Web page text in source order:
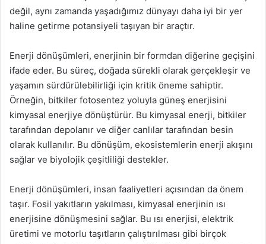
değil, aynı zamanda yaşadığımız dünyayı daha iyi bir yer
haline getirme potansiyeli taşıyan bir araçtır.
Enerji dönüşümleri, enerjinin bir formdan diğerine geçişini
ifade eder. Bu süreç, doğada sürekli olarak gerçekleşir ve
yaşamın sürdürülebilirliği için kritik öneme sahiptir.
Örneğin, bitkiler fotosentez yoluyla güneş enerjisini
kimyasal enerjiye dönüştürür. Bu kimyasal enerji, bitkiler
tarafından depolanır ve diğer canlılar tarafından besin
olarak kullanılır. Bu dönüşüm, ekosistemlerin enerji akışını
sağlar ve biyolojik çeşitliliği destekler.
Enerji dönüşümleri, insan faaliyetleri açısından da önem
taşır. Fosil yakıtların yakılması, kimyasal enerjinin ısı
enerjisine dönüşmesini sağlar. Bu ısı enerjisi, elektrik
üretimi ve motorlu taşıtların çalıştırılması gibi birçok